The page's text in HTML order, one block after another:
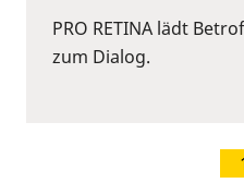
PRO RETINA lädt
zum Dialog.